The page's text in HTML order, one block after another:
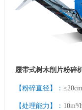
履带式树木削片粉碎
【粉碎直径】： ≤20cm
【处理能力】： 10m³/